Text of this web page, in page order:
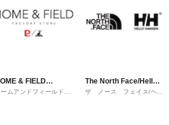
& FIELD
STORE
ームアンドフィールドフ
The North Face/Helly
Hansen
ザ ノース フェイス/ヘリ